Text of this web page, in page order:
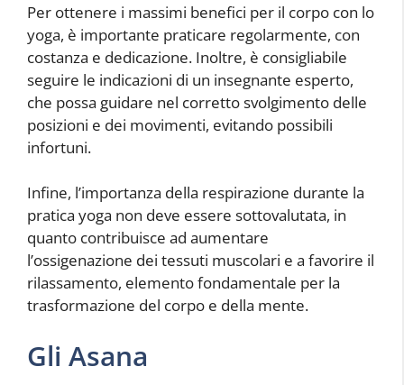
Per ottenere i massimi benefici per il corpo con lo
yoga, è importante praticare regolarmente, con
costanza e dedicazione. Inoltre, è consigliabile
seguire le indicazioni di un insegnante esperto,
che possa guidare nel corretto svolgimento delle
posizioni e dei movimenti, evitando possibili
infortuni.
Infine, l’importanza della respirazione durante la
pratica yoga non deve essere sottovalutata, in
quanto contribuisce ad aumentare
l’ossigenazione dei tessuti muscolari e a favorire il
rilassamento, elemento fondamentale per la
trasformazione del corpo e della mente.
Gli Asana